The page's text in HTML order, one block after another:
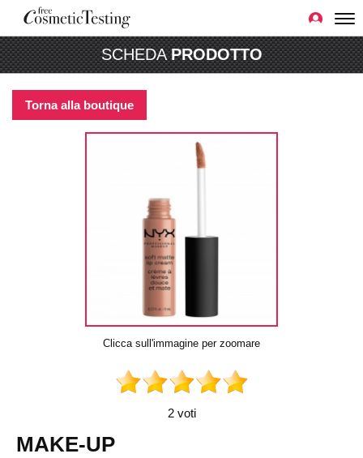
SCHEDAPRODOTTO
Torna alla boutique
Clicca sull'immagine per zoomare
2 voti
MAKE-UP